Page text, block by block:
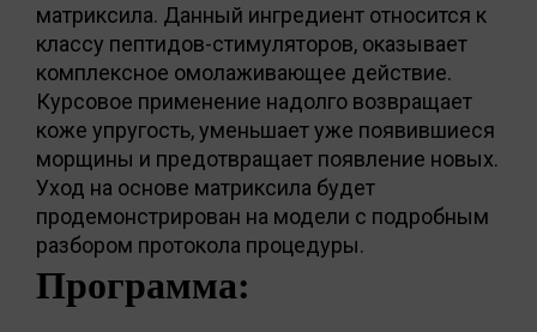
матриксила. Данный ингредиент относится к
классу пептидов-стимуляторов, оказывает
комплексное омолаживающее действие.
Курсовое применение надолго возвращает
коже упругость, уменьшает уже появившиеся
морщины и предотвращает появление новых.
Уход на основе матриксила будет
продемонстрирован на модели с подробным
разбором протокола процедуры.
Программа: